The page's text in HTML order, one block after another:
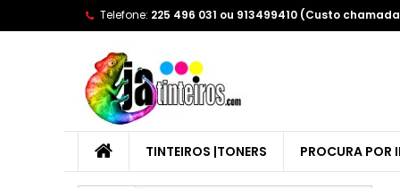
Telefone: 225 496 031 ou 913499410 (Custo
TINTEIROS |TONERS PROCURA POR